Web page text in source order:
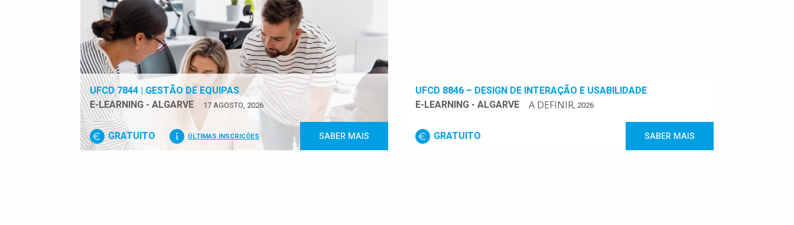
UFCD 7844 | GESTÃO DE EQUIPAS
E-LEARNING - ALGARVE
17 AGOSTO, 2026
GRATUITO ÚLTIMAS INSCRIÇÕES SABER MAIS
UFCD 8846 – DESIGN DE INTERAÇÃO E USABILIDADE
E-LEARNING - ALGARVE
A DEFINIR, 2026
GRATUITO SABER MAIS